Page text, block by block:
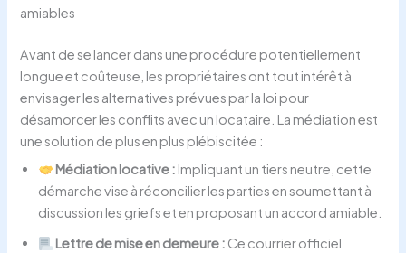
amiables
Avant de se lancer dans une procédure potentiellement
longue et coûteuse, les propriétaires ont tout intérêt à
envisager les alternatives prévues par la loi pour
désamorcer les conflits avec un locataire. La médiation est
une solution de plus en plus plébiscitée :
Médiation locative : Impliquant un tiers neutre, cette
démarche vise à réconcilier les parties en soumettant à
discussion les griefs et en proposant un accord amiable.
Lettre de mise en demeure : Ce courrier officiel